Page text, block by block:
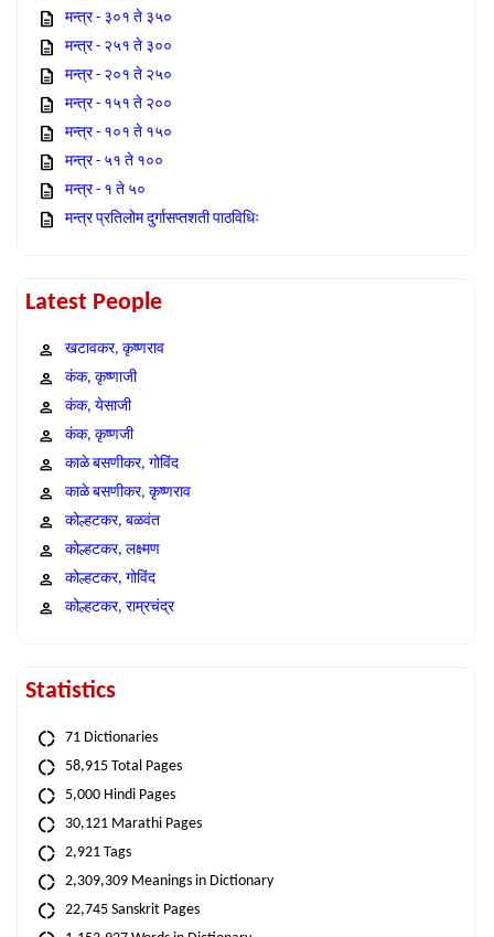
मन्त्र - ३०१ ते ३५०
मन्त्र - २५१ ते ३००
मन्त्र - २०१ ते २५०
मन्त्र - १५१ ते २००
मन्त्र - १०१ ते १५०
मन्त्र - ५१ ते १००
मन्त्र - १ ते ५०
मन्त्र प्रतिलोम दुर्गासप्तशती पाठविधिः
Latest People
खटावकर, कृष्णराव
कंक, कृष्णाजी
कंक, येसाजी
कंक, कृष्णजी
काळे बसणीकर, गोविंद
काळे बसणीकर, कृष्णराव
कोल्हटकर, बळवंत
कोल्हटकर, लक्ष्मण
कोल्हटकर, गोविंद
कोल्हटकर, राम्रचंद्र
Statistics
71 Dictionaries
58,915 Total Pages
5,000 Hindi Pages
30,121 Marathi Pages
2,921 Tags
2,309,309 Meanings in Dictionary
22,745 Sanskrit Pages